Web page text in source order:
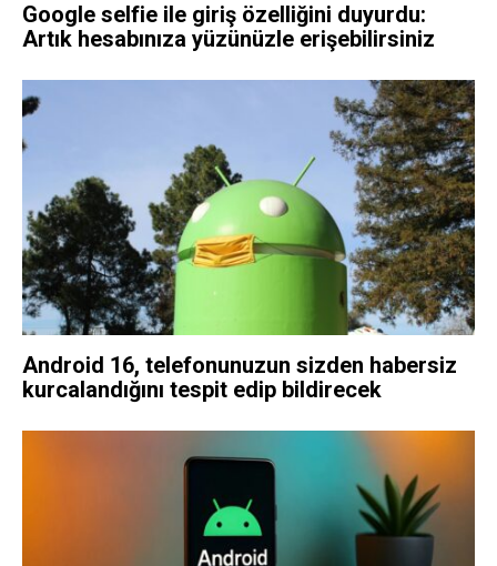
Google selfie ile giriş özelliğini duyurdu:
Artık hesabınıza yüzünüzle erişebilirsiniz
Android 16, telefonunuzun sizden habersiz
kurcalandığını tespit edip bildirecek